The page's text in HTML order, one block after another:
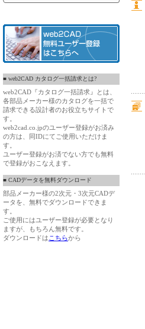
■ web2CAD カタログ一括請求とは?
web2CAD『カタログ一括請求』とは、
各部品メーカー様のカタログを一括で
請求できる設計者のお役立ちサイトで
す。
web2cad.co.jpのユーザー登録がお済み
の方は、同IDにてご使用いただけま
す。
ユーザー登録がお済でない方でも無料
で登録がおこなえます。
■ CADデータを無料ダウンロード
部品メーカー様の2次元・3次元CADデ
ータを、無料でダウンロードできま
す。
ご使用にはユーザー登録が必要となり
ますが、もちろん無料です。
ダウンロードは こちらから